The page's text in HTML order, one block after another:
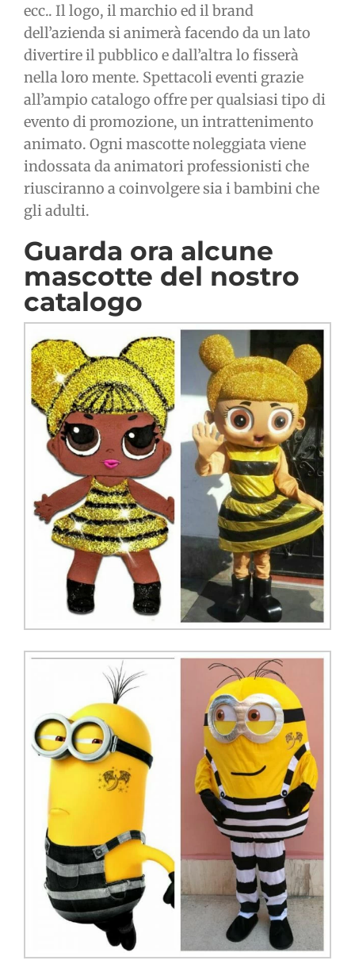
ecc.. Il logo, il marchio ed il brand
dell’azienda si animerà facendo da un lato
divertire il pubblico e dall’altra lo fisserà
nella loro mente. Spettacoli eventi grazie
all’ampio catalogo offre per qualsiasi tipo di
evento di promozione, un intrattenimento
animato. Ogni mascotte noleggiata viene
indossata da animatori professionisti che
riusciranno a coinvolgere sia i bambini che
gli adulti.
Guarda ora alcune
mascotte del nostro
catalogo